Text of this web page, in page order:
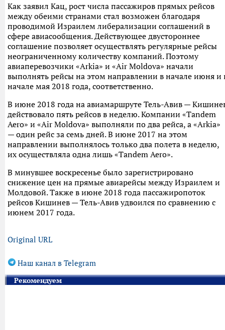
Как заявил Кац, рост числа пассажиров прямых рейсов
между обеими странами стал возможен благодаря
проводимой Израилем либерализации соглашений в
сфере авиасообщения. Действующее двустороннее
соглашение позволяет осуществлять регулярные рейсы
неограниченному количеству компаний. Поэтому
авиаперевозчики «Arkia» и «Air Moldova» начали
выполнять рейсы на этом направлении в начале июня и
начале мая 2018 года, соответственно.
В июне 2018 года на авиамаршруте Тель-Авив —
действовало пять рейсов в неделю. Компании «Tandem
Aero» и «Аir Moldоva» выполняли по два рейса, а «Arkia»
— один рейс за семь дней. В июне 2017 на этом
направлении выполнялось только два полета в неделю,
их осуществляла одна лишь «Tandem Aero».
В минувшее воскресенье было зарегистрировано
снижение цен на прямые авиарейсы между Израилем и
Молдовой. Также в июне 2018 года пассажиропоток
рейсов Кишинев — Тель-Авив удвоился по сравнению с
июнем 2017 года.
Original URL
Наш канал в Telegram
Рекомендуем